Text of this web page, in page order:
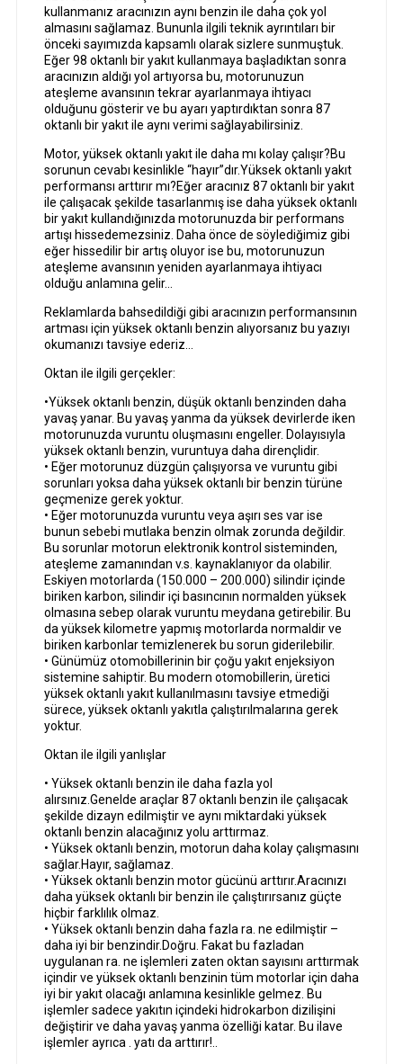
kullanmanız aracınızın aynı benzin ile daha çok yol
almasını sağlamaz. Bununla ilgili teknik ayrıntıları bir
önceki sayımızda kapsamlı olarak sizlere sunmuştuk.
Eğer 98 oktanlı bir yakıt kullanmaya başladıktan sonra
aracınızın aldığı yol artıyorsa bu, motorunuzun
ateşleme avansının tekrar ayarlanmaya ihtiyacı
olduğunu gösterir ve bu ayarı yaptırdıktan sonra 87
oktanlı bir yakıt ile aynı verimi sağlayabilirsiniz.
Motor, yüksek oktanlı yakıt ile daha mı kolay çalışır?Bu
sorunun cevabı kesinlikle “hayır”dır.Yüksek oktanlı yakıt
performansı arttırır mı?Eğer aracınız 87 oktanlı bir yakıt
ile çalışacak şekilde tasarlanmış ise daha yüksek oktanlı
bir yakıt kullandığınızda motorunuzda bir performans
artışı hissedemezsiniz. Daha önce de söylediğimiz gibi
eğer hissedilir bir artış oluyor ise bu, motorunuzun
ateşleme avansının yeniden ayarlanmaya ihtiyacı
olduğu anlamına gelir…
Reklamlarda bahsedildiği gibi aracınızın performansının
artması için yüksek oktanlı benzin alıyorsanız bu yazıyı
okumanızı tavsiye ederiz…
Oktan ile ilgili gerçekler:
•Yüksek oktanlı benzin, düşük oktanlı benzinden daha
yavaş yanar. Bu yavaş yanma da yüksek devirlerde iken
motorunuzda vuruntu oluşmasını engeller. Dolayısıyla
yüksek oktanlı benzin, vuruntuya daha dirençlidir.
• Eğer motorunuz düzgün çalışıyorsa ve vuruntu gibi
sorunları yoksa daha yüksek oktanlı bir benzin türüne
geçmenize gerek yoktur.
• Eğer motorunuzda vuruntu veya aşırı ses var ise
bunun sebebi mutlaka benzin olmak zorunda değildir.
Bu sorunlar motorun elektronik kontrol sisteminden,
ateşleme zamanından v.s. kaynaklanıyor da olabilir.
Eskiyen motorlarda (150.000 – 200.000) silindir içinde
biriken karbon, silindir içi basıncının normalden yüksek
olmasına sebep olarak vuruntu meydana getirebilir. Bu
da yüksek kilometre yapmış motorlarda normaldir ve
biriken karbonlar temizlenerek bu sorun giderilebilir.
• Günümüz otomobillerinin bir çoğu yakıt enjeksiyon
sistemine sahiptir. Bu modern otomobillerin, üretici
yüksek oktanlı yakıt kullanılmasını tavsiye etmediği
sürece, yüksek oktanlı yakıtla çalıştırılmalarına gerek
yoktur.
Oktan ile ilgili yanlışlar
• Yüksek oktanlı benzin ile daha fazla yol
alırsınız.Genelde araçlar 87 oktanlı benzin ile çalışacak
şekilde dizayn edilmiştir ve aynı miktardaki yüksek
oktanlı benzin alacağınız yolu arttırmaz.
• Yüksek oktanlı benzin, motorun daha kolay çalışmasını
sağlar.Hayır, sağlamaz.
• Yüksek oktanlı benzin motor gücünü arttırır.Aracınızı
daha yüksek oktanlı bir benzin ile çalıştırırsanız güçte
hiçbir farklılık olmaz.
• Yüksek oktanlı benzin daha fazla ra. ne edilmiştir –
daha iyi bir benzindir.Doğru. Fakat bu fazladan
uygulanan ra. ne işlemleri zaten oktan sayısını arttırmak
içindir ve yüksek oktanlı benzinin tüm motorlar için daha
iyi bir yakıt olacağı anlamına kesinlikle gelmez. Bu
işlemler sadece yakıtın içindeki hidrokarbon dizilişini
değiştirir ve daha yavaş yanma özelliği katar. Bu ilave
işlemler ayrıca . yatı da arttırır!..